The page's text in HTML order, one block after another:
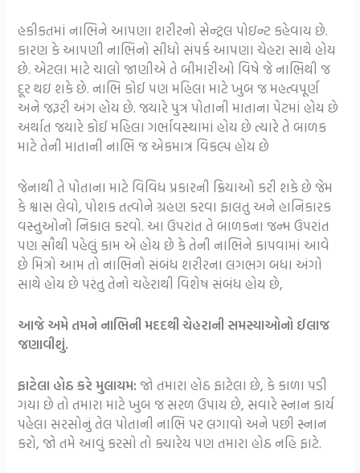
હકીકતમાં નાભિને આપણા શરીરનો સેન્ટ્રલ પોઇન્ટ કહેવાય છે.
કારણ કે આપણી નાભિનો સીધો સંપર્ક આપણા ચેહરા સાથે હોય
છે. એટલા માટે ચાલો જાણીએ તે બીમારીઓ વિષે જે નાભિથી જ
દૂર થઇ શકે છે. નાભિ કોઈ પણ મહિલા માટે ખુબ જ મહત્વપૂર્ણ
અને જરૂરી અંગ હોય છે. જયારે પુત્ર પોતાની માતાના પેટમાં હોય છે
અર્થાત જયારે કોઈ મહિલા ગર્ભાવસ્થામાં હોય છે ત્યારે તે બાળક
માટે તેની માતાની નાભિ જ એકમાત્ર વિકલ્પ હોય છે
જેનાથી તે પોતાના માટે વિવિધ પ્રકારની ક્રિયાઓ કરી શકે છે જેમ
કે શ્વાસ લેવો, પોશક તત્વોને ગ્રહણ કરવા ફાલતુ અને હાનિકારક
વસ્તુઓનો નિકાલ કરવો. આ ઉપરાંત તે બાળકના જન્મ ઉપરાંત
પણ સૌથી પહેલું કામ એ હોય છે કે તેની નાભિને કાપવામાં આવે
છે મિત્રો આમ તો નાભિનો સંબંધ શરીરના લગભગ બધા અંગો
સાથે હોય છે પરંતુ તેનો ચહેરાથી વિશેષ સંબંધ હોય છે,
આજે અમે તમને નાભિની મદદથી ચેહરાની સમસ્યાઓનો ઈલાજ
જણાવીશું.
ફાટેલા હોઠ કરે મુલાયમ:જો તમારા હોઠ ફાટેલા છે, કે કાળા પડી
ગયા છે તો તમારા માટે ખુબ જ સરળ ઉપાય છે, સવારે સ્નાન કાર્ય
પહેલા સરસોનું તેલ પોતાની નાભિ પર લગાવો અને પછી સ્નાન
કરો, જો તમે આવું કરસો તો ક્યારેય પણ તમારા હોઠ નહિ ફાટે.